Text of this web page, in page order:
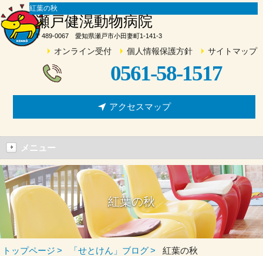
紅葉の秋
瀬戸健滉動物病院
〒489-0067 愛知県瀬戸市小田妻町1-141-3
オンライン受付 個人情報保護方針 サイトマップ
0561-58-1517
アクセスマップ
メニュー
紅葉の秋
トップページ 「せとけん」ブログ 紅葉の秋